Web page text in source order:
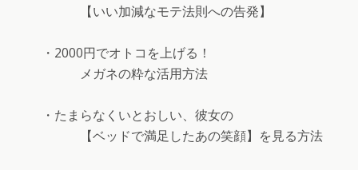
【いい加減なモテ法則への告発】
・2000円でオトコを上げる！
メガネの粋な活用方法
・たまらなくいとおしい、彼女の
【ベッドで満足したあの笑顔】を見る方法